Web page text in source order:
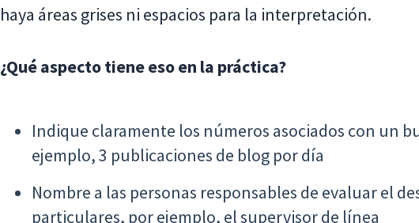
haya áreas grises ni espacios para la interpretación.
¿Qué aspecto tiene eso en la práctica?
Indique claramente los números asociados con un
ejemplo, 3 publicaciones de blog por día
Nombre a las personas responsables de evaluar el
particulares, por ejemplo, el supervisor de línea